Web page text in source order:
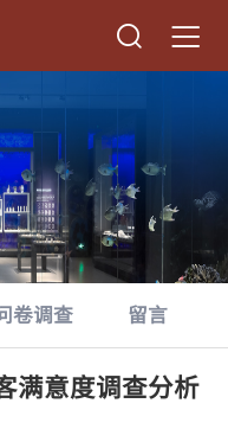
卷调查 留言
满意度调查分析